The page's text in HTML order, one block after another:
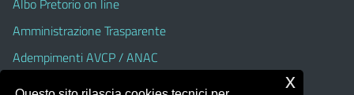
Albo Pretorio on line
Amministrazione Trasparente
Adempimenti AVCP / ANAC
Accesso Civico
x